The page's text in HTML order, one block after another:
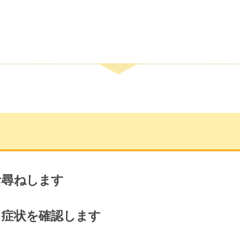
ねします
状を確認します